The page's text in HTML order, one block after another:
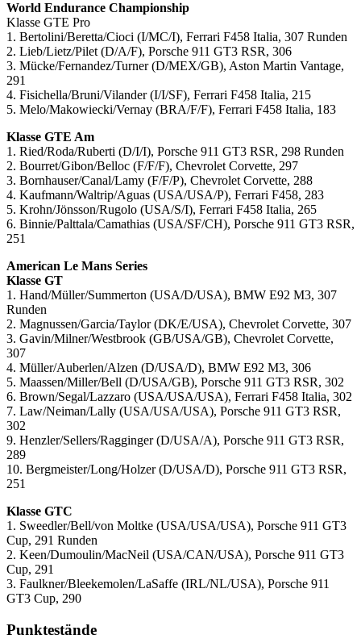
World Endurance Championship
Klasse GTE Pro
1. Bertolini/Beretta/Cioci (I/MC/I), Ferrari F458 Italia, 307 Runden
2. Lieb/Lietz/Pilet (D/A/F), Porsche 911 GT3 RSR, 306
3. Mücke/Fernandez/Turner (D/MEX/GB), Aston Martin Vantage,
291
4. Fisichella/Bruni/Vilander (I/I/SF), Ferrari F458 Italia, 215
5. Melo/Makowiecki/Vernay (BRA/F/F), Ferrari F458 Italia, 183
Klasse GTE Am
1. Ried/Roda/Ruberti (D/I/I), Porsche 911 GT3 RSR, 298 Runden
2. Bourret/Gibon/Belloc (F/F/F), Chevrolet Corvette, 297
3. Bornhauser/Canal/Lamy (F/F/P), Chevrolet Corvette, 288
4. Kaufmann/Waltrip/Aguas (USA/USA/P), Ferrari F458, 283
5. Krohn/Jönsson/Rugolo (USA/S/I), Ferrari F458 Italia, 265
6. Binnie/Palttala/Camathias (USA/SF/CH), Porsche 911 GT3 RSR,
251
American Le Mans Series
Klasse GT
1. Hand/Müller/Summerton (USA/D/USA), BMW E92 M3, 307
Runden
2. Magnussen/Garcia/Taylor (DK/E/USA), Chevrolet Corvette, 307
3. Gavin/Milner/Westbrook (GB/USA/GB), Chevrolet Corvette,
307
4. Müller/Auberlen/Alzen (D/USA/D), BMW E92 M3, 306
5. Maassen/Miller/Bell (D/USA/GB), Porsche 911 GT3 RSR, 302
6. Brown/Segal/Lazzaro (USA/USA/USA), Ferrari F458 Italia, 302
7. Law/Neiman/Lally (USA/USA/USA), Porsche 911 GT3 RSR,
302
9. Henzler/Sellers/Ragginger (D/USA/A), Porsche 911 GT3 RSR,
289
10. Bergmeister/Long/Holzer (D/USA/D), Porsche 911 GT3 RSR,
251
Klasse GTC
1. Sweedler/Bell/von Moltke (USA/USA/USA), Porsche 911 GT3
Cup, 291 Runden
2. Keen/Dumoulin/MacNeil (USA/CAN/USA), Porsche 911 GT3
Cup, 291
3. Faulkner/Bleekemolen/LaSaffe (IRL/NL/USA), Porsche 911
GT3 Cup, 290
Punktestände